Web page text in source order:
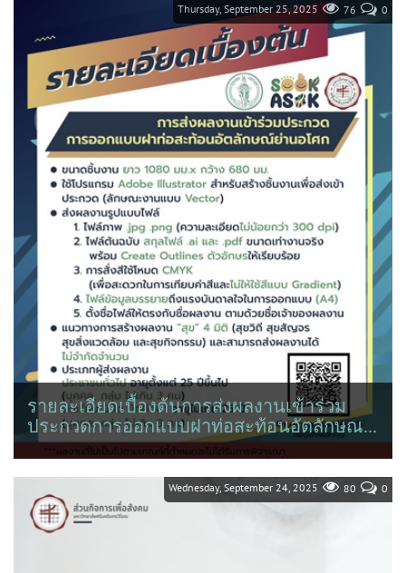
รายละเอียดเบื้องต้นการส่งผลงานเข้าร่วม
ประกวดการออกแบบฝาท่อสะท้อนอัตลักษณ...
Thursday, September 25, 2025 0
76
Wednesday, September 24, 2025 0
80